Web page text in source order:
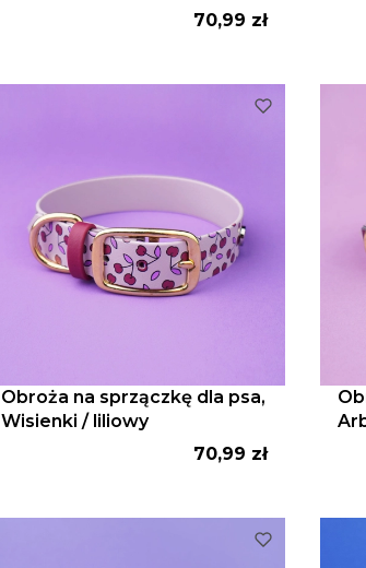
Cena
70,99 zł
Obroża na sprzączkę dla psa,
Wisienki / liliowy
Cena
70,99 zł